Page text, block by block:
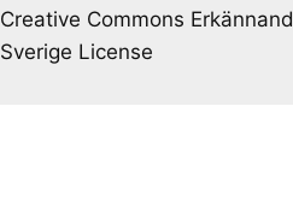
Creative Commons
Sverige License